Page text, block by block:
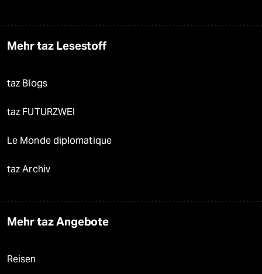
Mehr taz Lesestoff
taz Blogs
taz FUTURZWEI
Le Monde diplomatique
taz Archiv
Mehr taz Angebote
Reisen